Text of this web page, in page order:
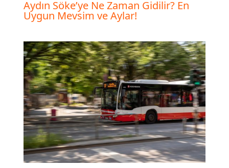
Aydın Söke’ye Ne Zaman Gidilir? En
Uygun Mevsim ve Aylar!